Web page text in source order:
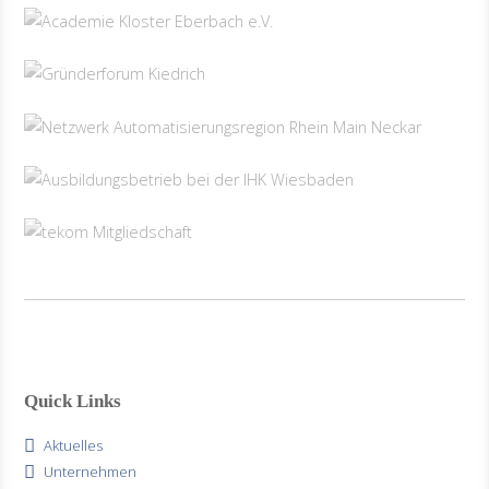
Quick Links
Aktuelles
Unternehmen